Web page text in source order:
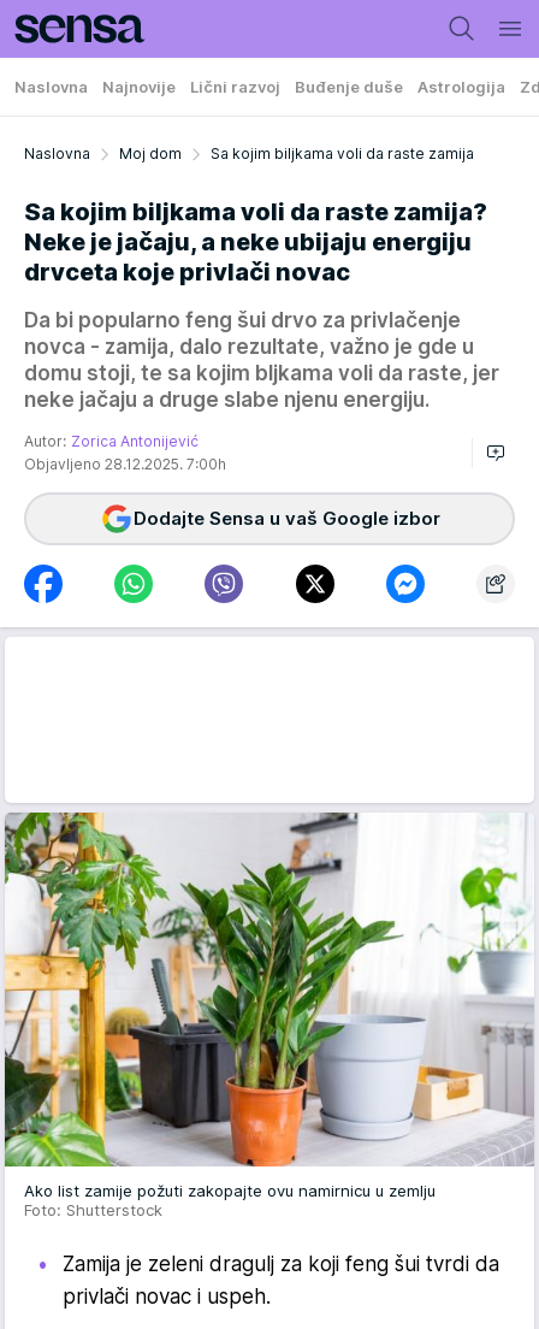
Naslovna Najnovije Lični razvoj Buđenje duše Astrologija
Naslovna Moj dom Sa kojim biljkama voli da raste zamija
Sa kojim biljkama voli da raste zamija?
Neke je jačaju, a neke ubijaju energiju
drvceta koje privlači novac
Da bi popularno feng šui drvo za privlačenje
novca - zamija, dalo rezultate, važno je gde u
domu stoji, te sa kojim bljkama voli da raste, jer
neke jačaju a druge slabe njenu energiju.
Autor: Zorica Antonijević
Objavljeno 28.12.2025. 7:00h
Dodajte Sensa u vaš Google izbor
Ako list zamije požuti zakopajte ovu namirnicu u zemlju
Foto: Shutterstock
Zamija je zeleni dragulj za koji feng šui tvrdi da
privlači novac i uspeh.